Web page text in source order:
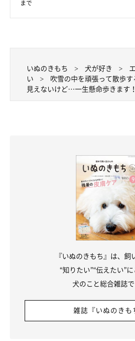
まで
いぬのきもち 犬が好き
い
吹雪の中を頑張って散歩
見えないけど…一生懸命歩きます！
『いぬのきもち』は、飼
“知りたい”“伝えたい”
犬のこと総合雑誌で
雑誌『いぬのきも